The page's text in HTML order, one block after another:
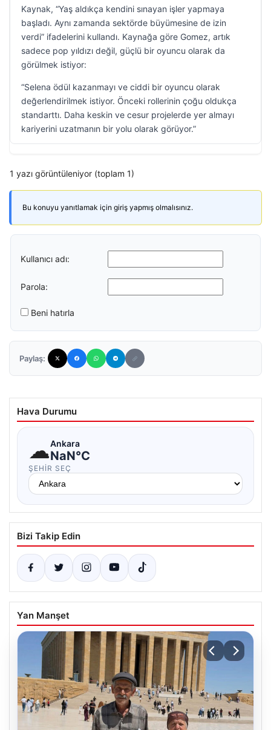
Kaynak, “Yaş aldıkça kendini sınayan işler yapmaya
başladı. Aynı zamanda sektörde büyümesine de izin
verdi” ifadelerini kullandı. Kaynağa göre Gomez, artık
sadece pop yıldızı değil, güçlü bir oyuncu olarak da
görülmek istiyor:
“Selena ödül kazanmayı ve ciddi bir oyuncu olarak
değerlendirilmek istiyor. Önceki rollerinin çoğu oldukça
standarttı. Daha keskin ve cesur projelerde yer almayı
kariyerini uzatmanın bir yolu olarak görüyor.”
1 yazı görüntüleniyor (toplam 1)
Bu konuyu yanıtlamak için giriş yapmış olmalısınız.
Kullanıcı adı:
Parola:
Beni hatırla
Paylaş:
Hava Durumu
☁Ankara
NaN°C
ŞEHIR SEÇ
Bizi Takip Edin
Yan Manşet